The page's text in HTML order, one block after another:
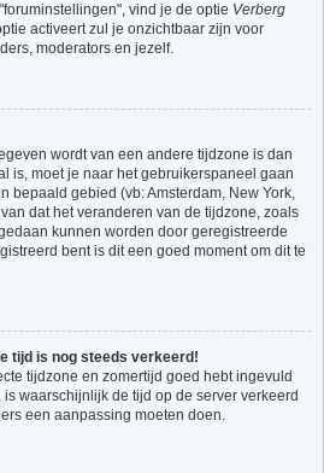
vind je de optie Verberg
activeert zul je onzichtbaar zijn voor
moderators en jezelf.
wordt van een andere tijdzone is dan
is, moet je naar het gebruikerspaneel gaan
bepaald gebied (vb: Amsterdam, New York,
dat het veranderen van de tijdzone, zoals
kunnen worden door geregistreerde
bent is dit een goed moment om dit te
tijd is nog steeds verkeerd!
tijdzone en zomertijd goed hebt ingevuld
waarschijnlijk de tijd op de server verkeerd
een aanpassing moeten doen.